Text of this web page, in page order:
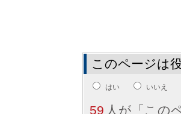
このページは
はい いいえ
59 人が「この